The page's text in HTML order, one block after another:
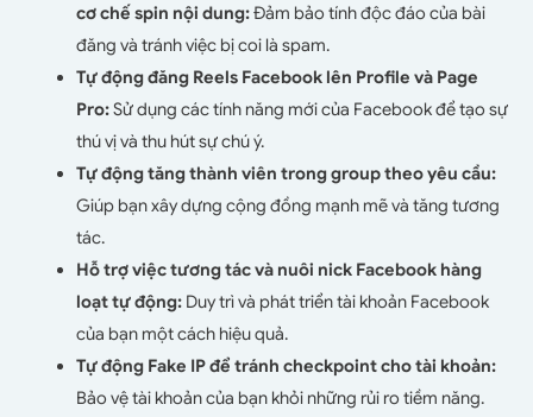
cơ chế spin nội dung:Đảm bảo tính độc đáo của bài
đăng và tránh việc bị coi là spam.
Tự động đăng Reels Facebook lên Profile và Page
Pro:Sử dụng các tính năng mới của Facebook để tạo sự
thú vị và thu hút sự chú ý.
Tự động tăng thành viên trong group theo yêu cầu:
Giúp bạn xây dựng cộng đồng mạnh mẽ và tăng tương
tác.
Hỗ trợ việc tương tác và nuôi nick Facebook hàng
loạt tự động:Duy trì và phát triển tài khoản Facebook
của bạn một cách hiệu quả.
Tự động Fake IP để tránh checkpoint cho tài khoản:
Bảo vệ tài khoản của bạn khỏi những rủi ro tiềm năng.